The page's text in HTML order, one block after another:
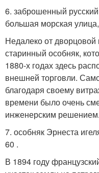
6. заброшенный
большая морская
Недалеко от
старинный особняк,
1880-х годах здесь
внешней торговли.
благодаря своему
времени было очень
инженерским решением.
7. особняк Эрнеста
60 .
В 1894 году